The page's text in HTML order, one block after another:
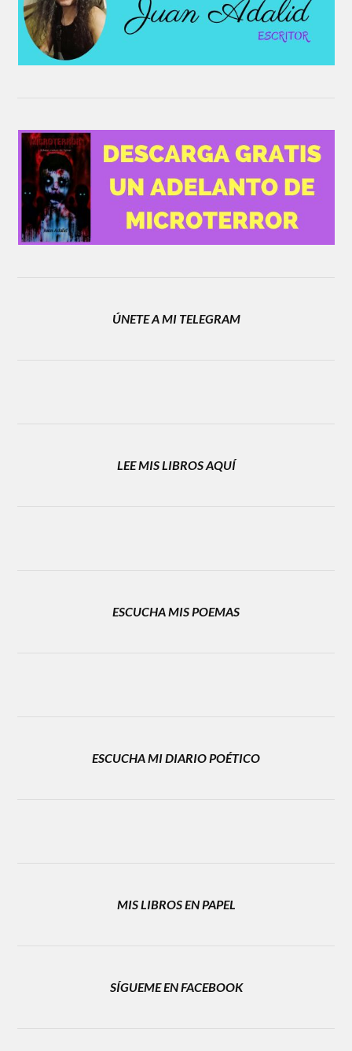
ÚNETE A MI TELEGRAM
LEE MIS LIBROS AQUÍ
ESCUCHA MIS POEMAS
ESCUCHA MI DIARIO POÉTICO
MIS LIBROS EN PAPEL
SÍGUEME EN FACEBOOK